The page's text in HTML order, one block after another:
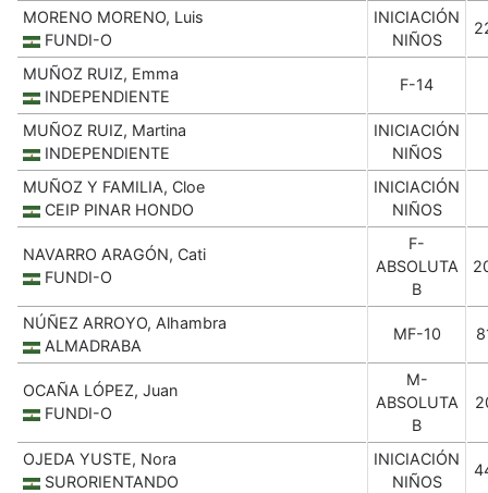
MORENO MORENO, Luis
FUNDI-O
INICIACIÓN
NIÑOS
MUÑOZ RUIZ, Emma
INDEPENDIENTE
F-14
MUÑOZ RUIZ, Martina
INDEPENDIENTE
INICIACIÓN
NIÑOS
MUÑOZ Y FAMILIA, Cloe
CEIP PINAR HONDO
INICIACIÓN
NIÑOS
NAVARRO ARAGÓN, Cati
FUNDI-O
F-
ABSOLUTA
B
NÚÑEZ ARROYO, Alhambra
ALMADRABA
MF-10
OCAÑA LÓPEZ, Juan
FUNDI-O
M-
ABSOLUTA
B
OJEDA YUSTE, Nora
SURORIENTANDO
INICIACIÓN
NIÑOS